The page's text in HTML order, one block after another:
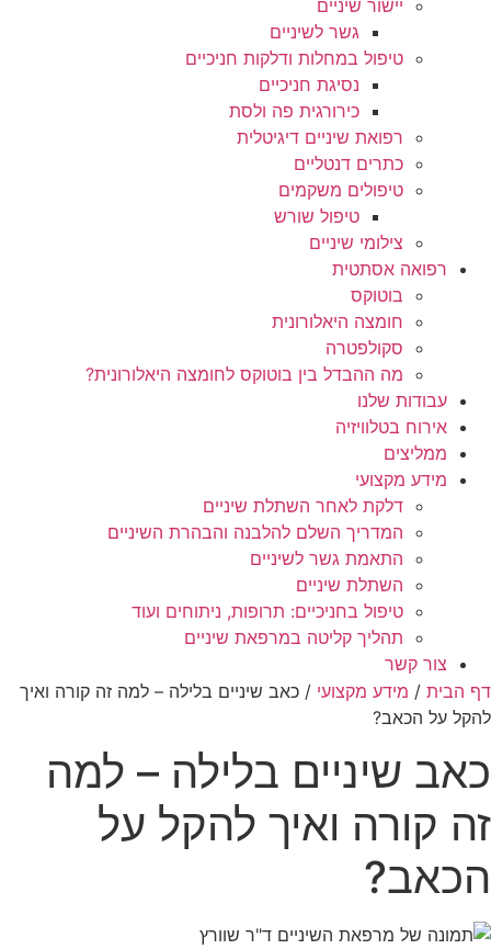
יישור שיניים
גשר לשיניים
טיפול במחלות ודלקות חניכיים
נסיגת חניכיים
כירורגית פה ולסת
רפואת שיניים דיגיטלית
כתרים דנטליים
טיפולים משקמים
טיפול שורש
צילומי שיניים
רפואה אסתטית
בוטוקס
חומצה היאלורונית
סקולפטרה
מה ההבדל בין בוטוקס לחומצה היאלורונית?
עבודות שלנו
אירוח בטלוויזיה
ממליצים
מידע מקצועי
דלקת לאחר השתלת שיניים
המדריך השלם להלבנה והבהרת השיניים
התאמת גשר לשיניים
השתלת שיניים
טיפול בחניכיים: תרופות, ניתוחים ועוד
תהליך קליטה במרפאת שיניים
צור קשר
דף הבית / מידע מקצועי / כאב שיניים בלילה – למה זה קורה ואיך
להקל על הכאב?
כאב שיניים בלילה – למה
זה קורה ואיך להקל על
הכאב?